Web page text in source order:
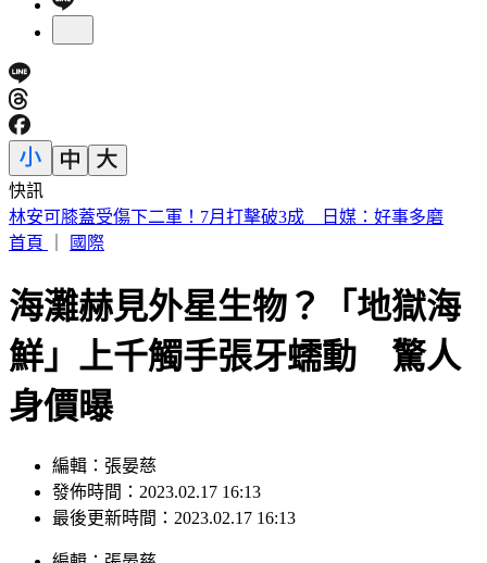
快訊
SBS歌謠大戰／BABYMONSTER幹練舞台裝辣翻 熱情邀舞
一起跳
海灘赫見外星生物？「地獄海
鮮」上千觸手張牙蠕動 驚人
身價曝
編輯：張晏慈
發佈時間：2023.02.17 16:13